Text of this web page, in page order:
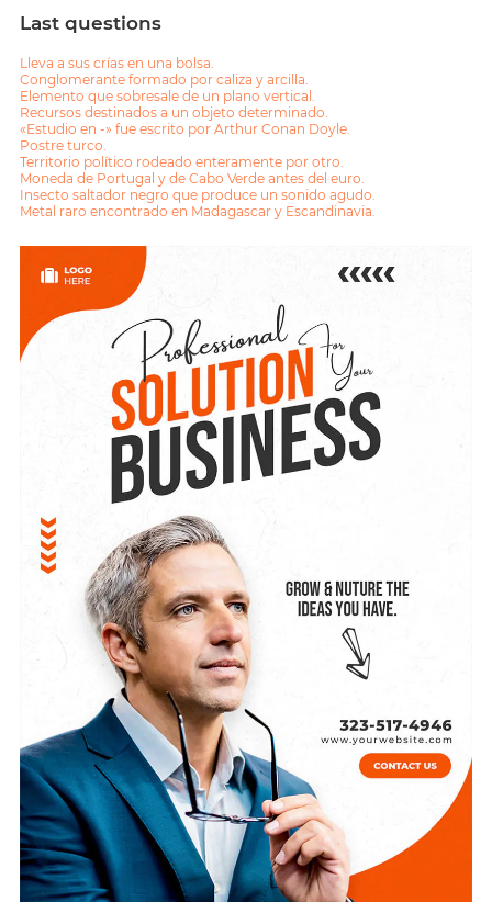
Last questions
Lleva a sus crías en una bolsa.
Conglomerante formado por caliza y arcilla.
Elemento que sobresale de un plano vertical.
Recursos destinados a un objeto determinado.
«Estudio en -» fue escrito por Arthur Conan Doyle.
Postre turco.
Territorio político rodeado enteramente por otro.
Moneda de Portugal y de Cabo Verde antes del euro.
Insecto saltador negro que produce un sonido agudo.
Metal raro encontrado en Madagascar y Escandinavia.